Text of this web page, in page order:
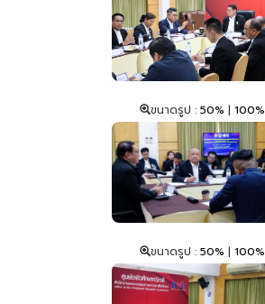
ขนาดรูป : 50% | 100%
ขนาดรูป : 50% | 100%